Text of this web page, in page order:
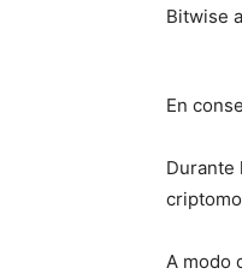
Bitwise
En
Durante
A modo